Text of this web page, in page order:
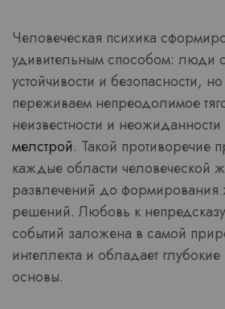
Человеческая психика
удивительным способом: люди
устойчивости и безопасности,
переживаем непреодолимое
неизвестности и неожиданности
мелстрой. Такой противоречие
каждые области человеческой
развлечений до
решений. Любовь к
событий заложена в самой
интеллекта и обладает
основы.